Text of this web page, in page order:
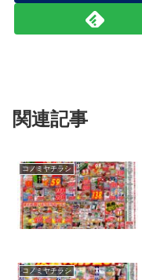
関連記事
コノミヤチラシ
コノミヤチラシ